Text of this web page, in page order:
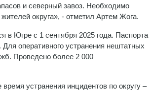
и северный завоз. Необходимо
округа», - отметил Артем Жога.
в Югре с 1 сентября 2025 года. Паспорта
оперативного устранения нештатных
Проведено более 2 000
устранения инцидентов по округу –